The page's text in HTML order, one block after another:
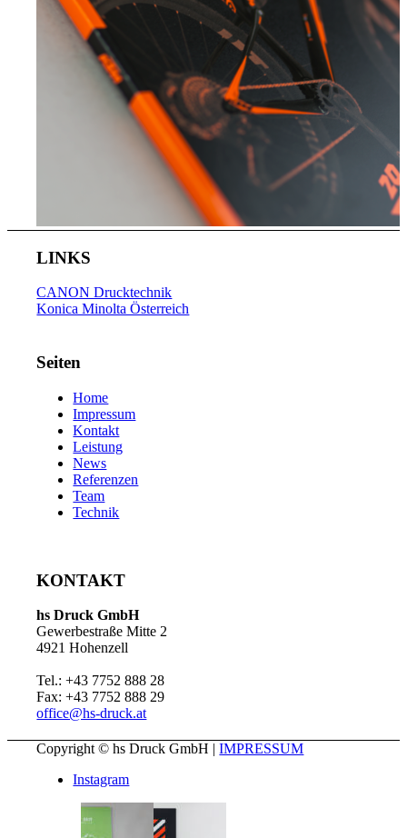
LINKS
CANON Drucktechnik
Konica Minolta Österreich
Seiten
Home
Impressum
Kontakt
Leistung
News
Referenzen
Team
Technik
KONTAKT
hs Druck GmbH
Gewerbestraße Mitte 2
4921 Hohenzell
Tel.: +43 7752 888 28
Fax: +43 7752 888 29
office@hs-druck.at
Copyright © hs Druck GmbH |IMPRESSUM
Instagram